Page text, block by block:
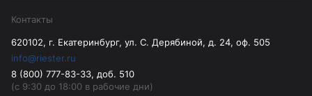
Контакты
620102, г. Екатеринбург, ул. С. Дерябиной, д. 24, оф. 505
info@riester.ru
8 (800) 777-83-33, доб. 510
(с 9:30 до 18:00 в рабочие дни)